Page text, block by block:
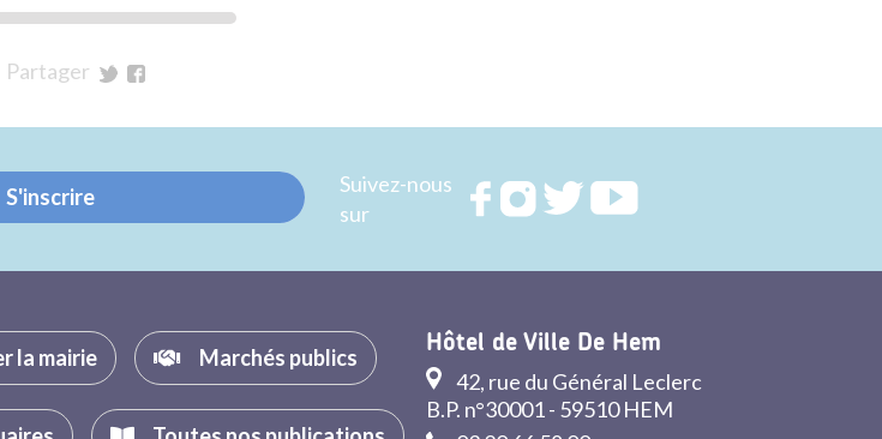
Partager
Twitter
Facebook
S'inscrire
Suivez-nous
sur
RejoignezRejoignezRejoignez
la mairie Marchés publics
Hôtel de Ville De Hem
42, rue du Général Leclerc
B.P. n°30001 - 59510 HEM